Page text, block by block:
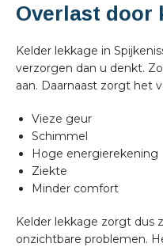
Overlast door
Kelder lekkage in
verzorgen dan u denkt.
aan. Daarnaast zorgt het
Vieze geur
Schimmel
Hoge energierekening
Ziekte
Minder comfort
Kelder lekkage zorgt dus
onzichtbare problemen.